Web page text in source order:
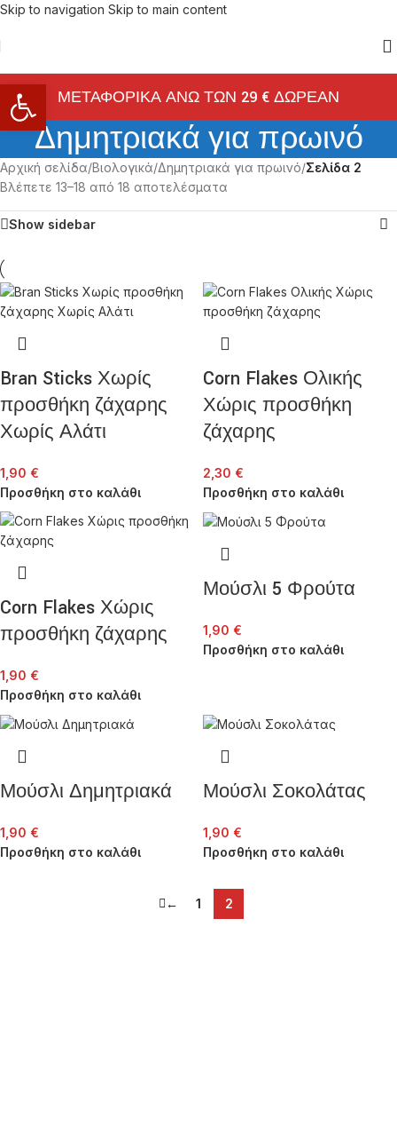
Skip to navigation Skip to main content
ΜΕΤΑΦΟΡΙΚΑ ΑΝΩ ΤΩΝ 29 € ΔΩΡΕΑΝ
Δημητριακά για πρωινό
Αρχική σελίδα/Βιολογικά/Δημητριακά για πρωινό/Σελίδα 2
Βλέπετε 13–18 από 18 αποτελέσματα
Show sidebar
Bran Sticks Χωρίς
προσθήκη ζάχαρης
Χωρίς Αλάτι
1,90 €
Προσθήκη στο καλάθι
Corn Flakes Ολικής
Χώρις προσθήκη
ζάχαρης
2,30 €
Προσθήκη στο καλάθι
Corn Flakes Χώρις
προσθήκη ζάχαρης
1,90 €
Προσθήκη στο καλάθι
Μούσλι 5 Φρούτα
1,90 €
Προσθήκη στο καλάθι
Μούσλι Δημητριακά
1,90 €
Προσθήκη στο καλάθι
Μούσλι Σοκολάτας
1,90 €
Προσθήκη στο καλάθι
← 1 2
Ανοίξτε τη γραμμή εργαλείων